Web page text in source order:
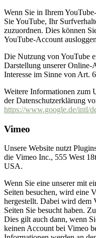
Wenn Sie in Ihrem
Sie YouTube, Ihr
zuzuordnen. Dies können
YouTube-Account
Die Nutzung von YouTube
Darstellung unserer Online-
Interesse im Sinne von Art.
Weitere Informationen zum
der Datenschutzerklärung
https://www.google.de/intl/
Vimeo
Unsere Website nutzt
die Vimeo Inc., 555 West
USA.
Wenn Sie eine unserer mit
Seiten besuchen, wird eine
hergestellt. Dabei wird dem
Seiten Sie besucht haben.
Dies gilt auch dann, wenn
keinen Account bei Vimeo